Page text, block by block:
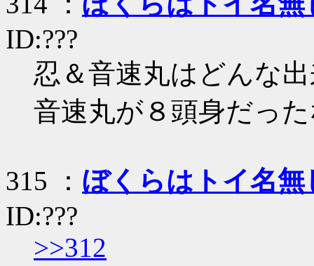
ID:???
忍＆音速丸はどんな
音速丸が８頭身だっ
315 ： ぼくらはトイ名無
ID:???
>>312